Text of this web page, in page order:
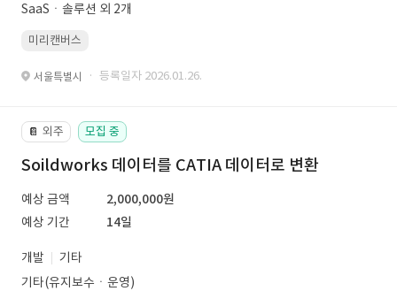
SaaSㆍ솔루션 외 2개
미리캔버스
서울특별시 · 등록일자 2026.01.26.
📔 외주 모집 중
Soildworks 데이터를 CATIA 데이터로 변환
예상 금액
2,000,000원
예상 기간
14일
개발
기타
기타(유지보수ㆍ운영)